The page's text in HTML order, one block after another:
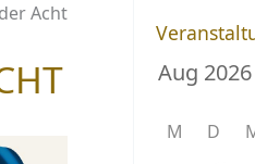
Acht
M D